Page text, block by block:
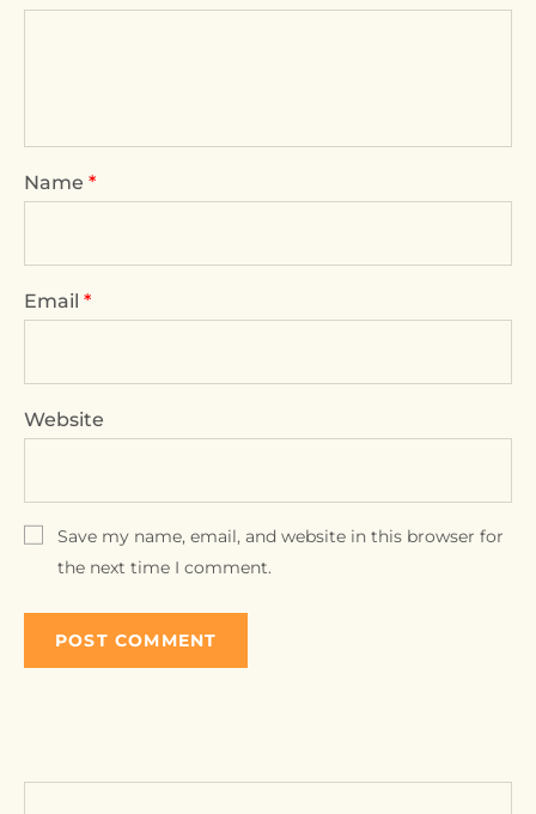
Name *
Email *
Website
Save my name, email, and website in this browser for
the next time I comment.